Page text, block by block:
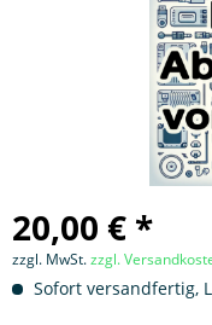
20,00 € *
zzgl. MwSt.zzgl.
Sofort versandfertig,